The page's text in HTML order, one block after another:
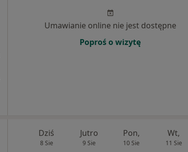
Umawianie online nie jest dostępne
Poproś o wizytę
Dziś
8 Sie
Jutro
9 Sie
Pon,
10 Sie
Wt,
11 Sie